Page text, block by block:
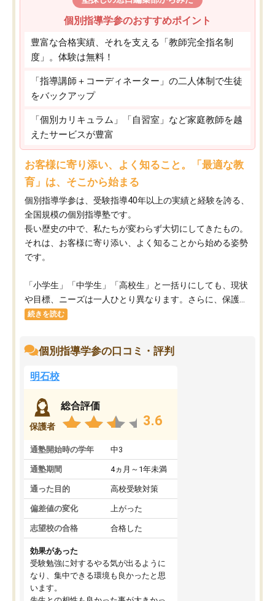
個別指導学参のおすすめポイント
豊富な合格実績、それを支える「教師完全指名制
度」。体験は無料！
「指導講師＋コーディネーター」の二人体制で生徒
をバックアップ
「個別カリキュラム」「自習室」など家庭教師を越
えたサービスが豊富
お客様に寄り添い、よく知ること。「最適な教
育」は、そこから始まる
個別指導学参は、受験指導40年以上の実績と経験を誇る、
全国規模の個別指導塾です。
長い歴史の中で、私たちが変わらず大切にしてきたもの。
それは、お客様に寄り添い、よく知ることから始める姿勢
です。
「小学生」「中学生」「高校生」と一括りにしても、現状
や目標、ニーズは一人ひとり異なります。さらに、保護...
続きを読む
個別指導学参の口コミ・評判
明石校
保護者
総合評価
3.6
通塾開始時の学年 中3
通塾期間 4ヵ月～1年未満
通った目的 高校受験対策
偏差値の変化 上がった
志望校の合格 合格した
効果があった
受験勉強に対するやる気が出るように
なり、集中できる環境も良かったと思
います。